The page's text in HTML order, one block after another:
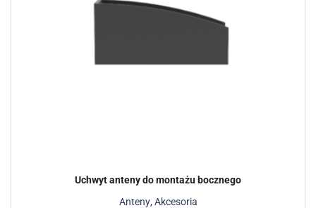
Anteny,Akcesoria
Uchwyt anteny do montażu bocznego